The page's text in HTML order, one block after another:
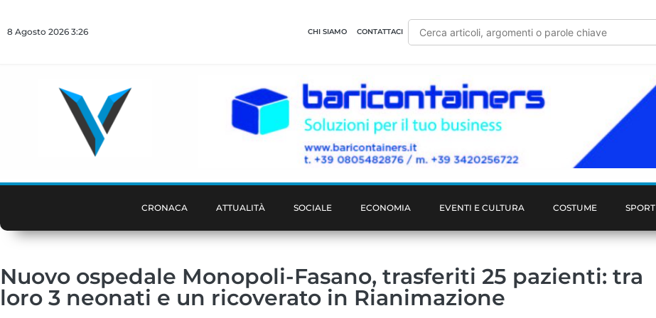
8 Agosto 2026 3:26 CHI SIAMO CONTATTACI
CRONACA ATTUALITÀ SOCIALE ECONOMIA EVENTI E CULTURA COSTUME SPORT
Nuovo ospedale Monopoli-Fasano, trasferiti 25 pazienti: tra
loro 3 neonati e un ricoverato in Rianimazione